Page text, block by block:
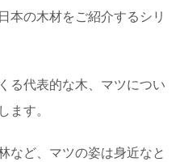
本の木材をご紹介するシリ
る代表的な木、マツについ
ます。
など、マツの姿は身近なと